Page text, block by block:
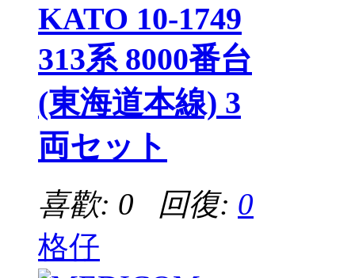
KATO 10-1749
313系 8000番台
(東海道本線) 3
両セット
喜歡: 0 回復: 0
格仔